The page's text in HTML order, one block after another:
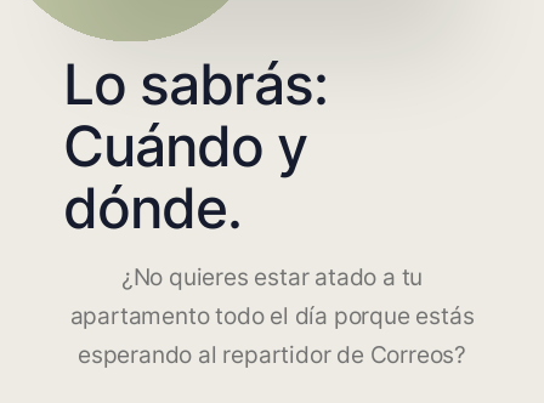
Lo sabrás:
Cuándo y
dónde.
¿No quieres estar atado a tu
apartamento todo el día porque estás
esperando al repartidor de Correos?